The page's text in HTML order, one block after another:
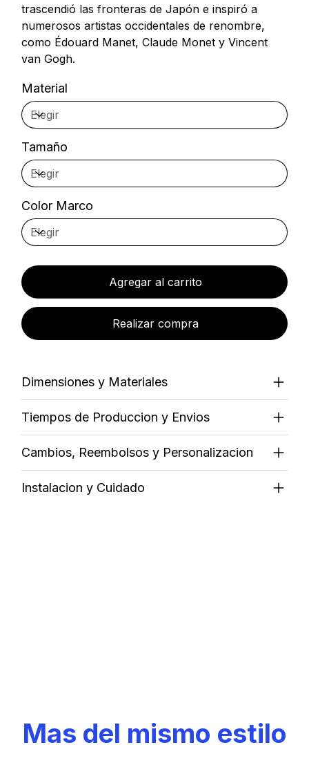
trascendió las fronteras de Japón e inspiró a
numerosos artistas occidentales de renombre,
como Édouard Manet, Claude Monet y Vincent
van Gogh.
Material
Tamaño
Color Marco
Agregar al carrito
Realizar compra
Dimensiones y Materiales
Tiempos de Produccion y Envios
Cambios, Reembolsos y Personalizacion
Instalacion y Cuidado
Mas del mismo estilo